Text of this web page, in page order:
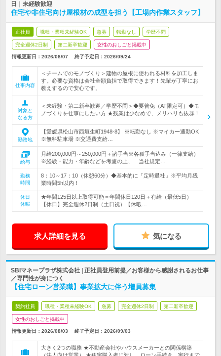
日｜未経験歓迎
住宅や非住宅向け屋根材の成型を担う【工場内作業スタッフ】
正社員 職種・業種未経験OK 急募 転勤なし 学歴不問
完全週休2日制 第二新卒歓迎 女性のおしごと掲載中
情報更新日：2026/08/07 終了予定日： 2026/09/24
仕事内容
＜チームでのモノづくり＞建物の屋根に使われる材料を加工しま
す。必要な資格は会社全額負担で取得できます！先輩が丁寧にお
教えするので安心です。
対象と
なる方
＜未経験・第二新卒歓迎／学歴不問＞◆要普免（AT限定可）◆モ
ノづくりを仕事にしたい方 ★残業は少なめで、メリハリも抜群！
勤務地
【愛媛県松山市西垣生町1948-8】 ※転勤なし ※マイカー通勤OK
※無料駐車場 ※交通費支給…
給与
月給200,000円～250,000円＋諸手当※各種手当込み（一律支給）
※経験・能力・年齢などを考慮の上、 当社規定…
勤務
時間
8：10～17：10（休憩60分）◆基本的に「定時退社」※平均月残
業時間5h以内！
休日
休暇
★年間125日以上取得可能＝年間休日120日＋有給（最低5日）
【休日】完全週休2日制（土日祝）【休暇…
求人詳細を見る 気になる
SBIマネープラザ株式会社 | 正社員登用前提／お客様から感謝されるお仕事
／専門性が身につく
【住宅ローン営業職】事業拡大に伴う増員募集
契約社員 職種・業種未経験OK 急募 完全週休2日制 第二新卒歓迎
女性のおしごと掲載中
情報更新日：2026/08/03 終了予定日： 2026/09/03
大きく2つの職務 ★不動産会社やハウスメーカーとの関係構築